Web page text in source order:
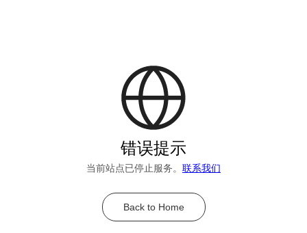
错误提示
当前站点已停止服务。 联系我们
Back to Home